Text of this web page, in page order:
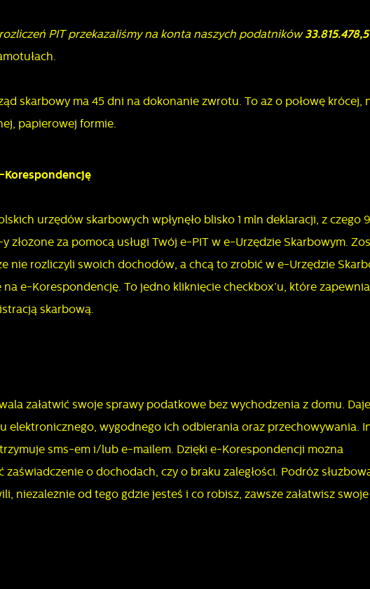
PIT przekazaliśmy na konta naszych podatników
skarbowy ma 45 dni na dokonanie zwrotu. To aż o połowę krócej,
papierowej formie.
Korespondencję
urzędów skarbowych wpłynęło blisko 1 mln deklaracji, z czego
złożone za pomocą usługi Twój e-PIT w e-Urzędzie Skarbowym.
nie rozliczyli swoich dochodów, a chcą to zrobić w e-Urzędzie
e-Korespondencję. To jedno kliknięcie checkbox’u, które
skarbową.
załatwić swoje sprawy podatkowe bez wychodzenia z domu.
elektronicznego, wygodnego ich odbierania oraz przechowywania.
sms-em i/lub e-mailem. Dzięki e-Korespondencji można
zaświadczenie o dochodach, czy o braku zaległości. Podróż
niezależnie od tego gdzie jesteś i co robisz, zawsze załatwisz swoje
Ustawienia
Szanujemy Twoją prywatność. Możesz zmienić ustawienia cookies lub
zaakceptować je wszystkie. W dowolnym momencie możesz dokonać zmiany
internetowej i umożliwiają Ci komfortowe korzystanie z oferowanych przez nas
Pliki cookies odpowiadają na podejmowane przez Ciebie działania w celu m.in.
dostosowania Twoich ustawień preferencji prywatności, logowania czy wypełniania
zakłóceń.
Więcej
Funkcjonalne i personalizacyjne
Zapisz wybrane